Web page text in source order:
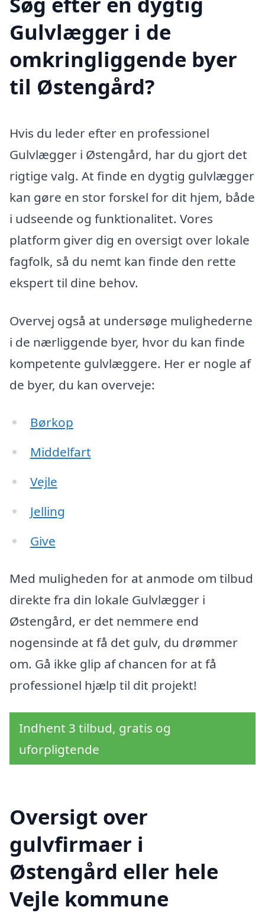
Gulvlægger i de
omkringliggende byer
til Østengård?
Hvis du leder efter en professionel
Gulvlægger i Østengård, har du gjort det
rigtige valg. At finde en dygtig gulvlægger
kan gøre en stor forskel for dit hjem, både
i udseende og funktionalitet. Vores
platform giver dig en oversigt over lokale
fagfolk, så du nemt kan finde den rette
ekspert til dine behov.
Overvej også at undersøge mulighederne
i de nærliggende byer, hvor du kan finde
kompetente gulvlæggere. Her er nogle af
de byer, du kan overveje:
Børkop
Middelfart
Vejle
Jelling
Give
Med muligheden for at anmode om tilbud
direkte fra din lokale Gulvlægger i
Østengård, er det nemmere end
nogensinde at få det gulv, du drømmer
om. Gå ikke glip af chancen for at få
professionel hjælp til dit projekt!
Indhent 3 tilbud, gratis og
uforpligtende
Oversigt over
gulvfirmaer i
Østengård eller hele
Vejle kommune